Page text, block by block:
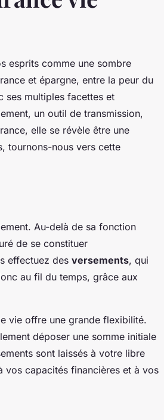
esprits comme une sombre
et épargne, entre la peur du
ses multiples facettes et
un outil de transmission,
elle se révèle être une
tournons-nous vers cette
Au-delà de sa fonction
de se constituer
effectuez des versements, qui
au fil du temps, grâce aux
vie offre une grande flexibilité.
déposer une somme initiale
sont laissés à votre libre
vos capacités financières et à vos